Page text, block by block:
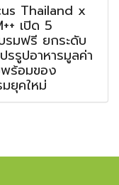
Thailand x
เปิด 5
รมฟรี ยกระดับ
รรูปอาหารมูลค่า
ร้อมของ
ยุคใหม่